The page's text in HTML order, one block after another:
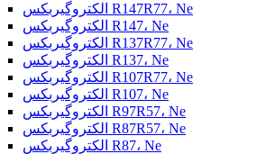
الکتروگیربکس R147R77، Ne
الکتروگیربکس R147، Ne
الکتروگیربکس R137R77، Ne
الکتروگیربکس R137، Ne
الکتروگیربکس R107R77، Ne
الکتروگیربکس R107، Ne
الکتروگیربکس R97R57، Ne
الکتروگیربکس R87R57، Ne
الکتروگیربکس R87، Ne